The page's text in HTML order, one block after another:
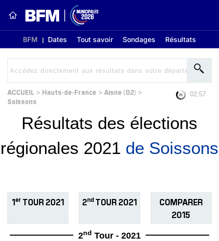
BFM Dates Tout savoir Sondages Résultats
ACCUEIL > Hauts-de-France > Aisne (02) >
Soissons
02:56
Résultats des élections
régionales 2021 de Soissons
1er TOUR 2021 2ndTOUR 2021
COMPARER
2015
2nd Tour - 2021